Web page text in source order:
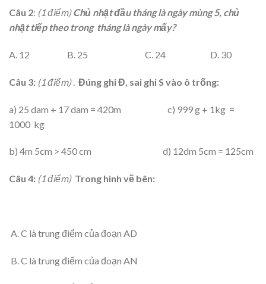
Câu 2: (1 điểm) Chủ nhật đầu tháng là ngày mùng 5, chủ
nhật tiếp theo trong tháng là ngày mấy?
A. 12 B. 25 C. 24 D. 30
Câu 3: (1 điểm) Đúng ghi Đ, sai ghi S vào ô trống:
a) 25 dam + 17 dam = 420m c) 999 g + 1kg =
1000 kg
b) 4m 5cm > 450 cm d) 12dm 5cm = 125cm
Câu 4: (1 điểm) Trong hình vẽ bên:
A. C là trung điểm của đoạn AD
B. C là trung điểm của đoạn AN